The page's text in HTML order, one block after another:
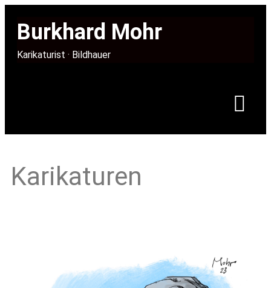
Burkhard Mohr
Karikaturist · Bildhauer
Karikaturen